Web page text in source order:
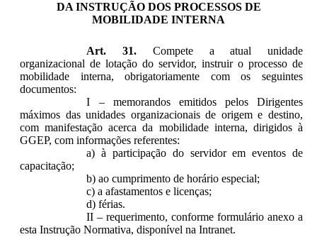
DA INSTRUÇÃO DOS PROCESSOS DE
MOBILIDADE INTERNA
Art. 31. Compete a atual unidade
organizacional de lotação do servidor, instruir o processo de
mobilidade interna, obrigatoriamente com os seguintes
documentos:
I – memorandos emitidos pelos Dirigentes
máximos das unidades organizacionais de origem e destino,
com manifestação acerca da mobilidade interna, dirigidos à
GGEP, com informações referentes:
a) à participação do servidor em eventos de
capacitação;
b) ao cumprimento de horário especial;
c) a afastamentos e licenças;
d) férias.
II – requerimento, conforme formulário anexo a
esta Instrução Normativa, disponível na Intranet.